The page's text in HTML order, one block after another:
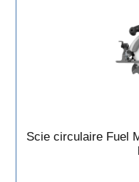
Scie circulaire Fuel